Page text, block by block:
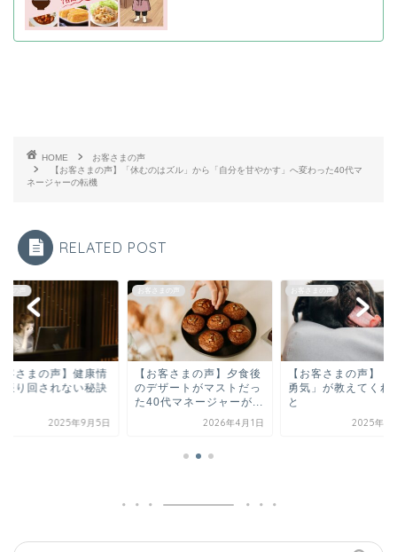
HOME
お客さまの声
【お客さまの声】「休むのはズル」から「自分を甘やかす」へ変わった40代マ
ネージャーの転機
RELATED POST
客さまの声】健康情
振り回されない秘訣
2025年9月5日
【お客さまの声】夕食後
のデザートがマストだっ
た40代マネージャーが...
2026年4月1日
【お客さまの声】「
勇気」が教えてくれ
と
2025年11